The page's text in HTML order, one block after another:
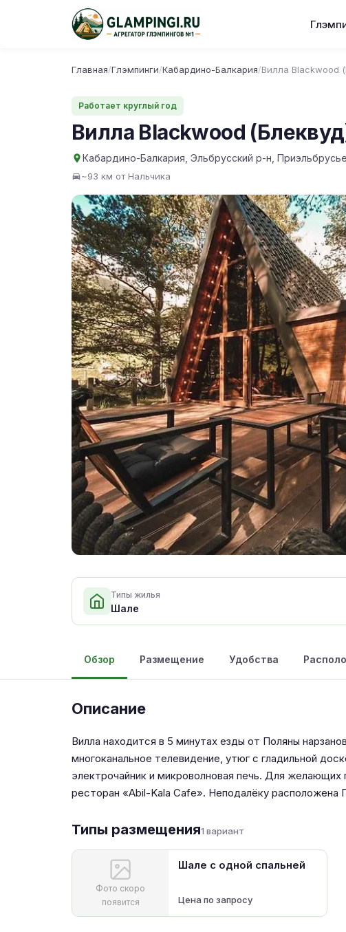
Главная/Глэмпинги/Кабардино-Балкария/Вилла Blackwood
Работает круглый год
Вилла Blackwood
Кабардино-Балкария, Эльбрусский р-н,
~93 км от Нальчика
Типы жилья
Шале
Обзор Размещение Удобства
Описание
Вилла находится в 5 минутах езды от Поляны
многоканальное телевидение, утюг с гладильной
электрочайник и микроволновая печь. Для
ресторан «Abil-Kala Cafe». Неподалёку расположена
Типы размещения1 вариант
Фото скоро
появится
Шале с одной спальней
Цена по запросу